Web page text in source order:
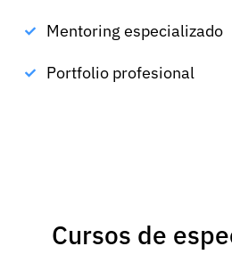
Mentoring especializado
Portfolio profesional
Cursos de